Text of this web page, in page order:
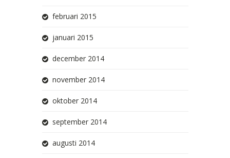
februari 2015
januari 2015
december 2014
november 2014
oktober 2014
september 2014
augusti 2014